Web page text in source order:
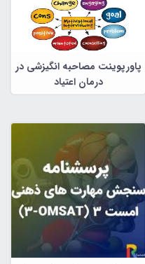
پاورپوینت مصاحبه انگیزشی در
درمان اعتیاد